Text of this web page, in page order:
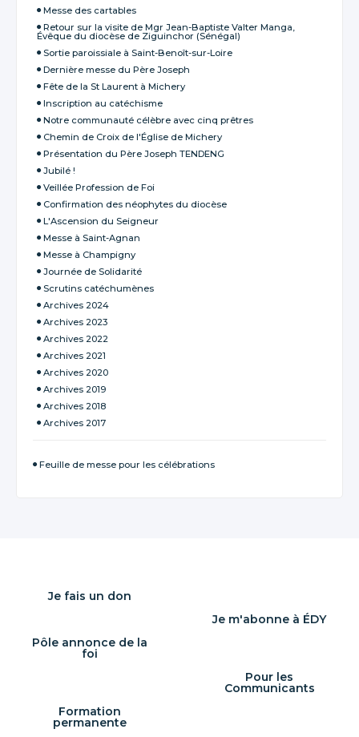
Messe des cartables
Retour sur la visite de Mgr Jean-Baptiste Valter Manga,
Évêque du diocèse de Ziguinchor (Sénégal)
Sortie paroissiale à Saint-Benoît-sur-Loire
Dernière messe du Père Joseph
Fête de la St Laurent à Michery
Inscription au catéchisme
Notre communauté célèbre avec cinq prêtres
Chemin de Croix de l'Église de Michery
Présentation du Père Joseph TENDENG
Jubilé !
Veillée Profession de Foi
Confirmation des néophytes du diocèse
L'Ascension du Seigneur
Messe à Saint-Agnan
Messe à Champigny
Journée de Solidarité
Scrutins catéchumènes
Archives 2024
Archives 2023
Archives 2022
Archives 2021
Archives 2020
Archives 2019
Archives 2018
Archives 2017
Feuille de messe pour les célébrations
Je fais un don
Je m'abonne à ÉDY
Pôle annonce de la
foi
Pour les
Communicants
Formation
permanente